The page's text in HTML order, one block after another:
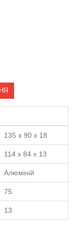
135 x 90 x 18
114 x 84 x 13
Алюміній
75
13